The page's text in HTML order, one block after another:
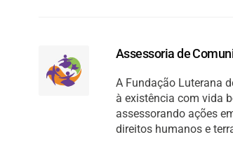
Assessoria de
A Fundação Luterana
à existência com vida
assessorando ações
direitos humanos e